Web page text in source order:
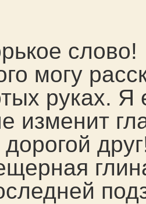
слово!
могу
руках.
изменит